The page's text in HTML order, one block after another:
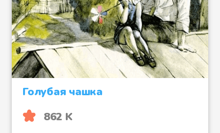
Голубая чашка
862 K